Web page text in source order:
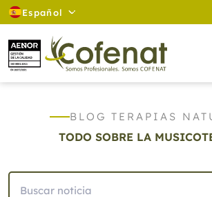
Español
BLOG TERAPIAS
TODO SOBRE LA